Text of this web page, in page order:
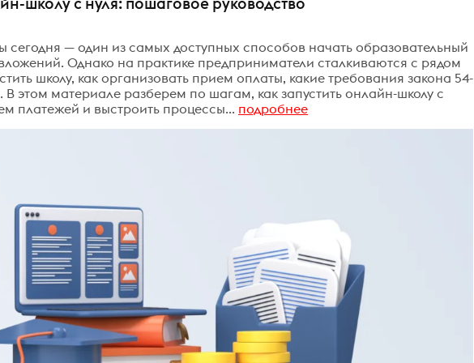
сегодня — один из самых доступных способов начать образовательный
Однако на практике предприниматели сталкиваются с рядом
школу, как организовать прием оплаты, какие требования закона 54-
этом материале разберем по шагам, как запустить онлайн-школу с
платежей и выстроить процессы... подробнее